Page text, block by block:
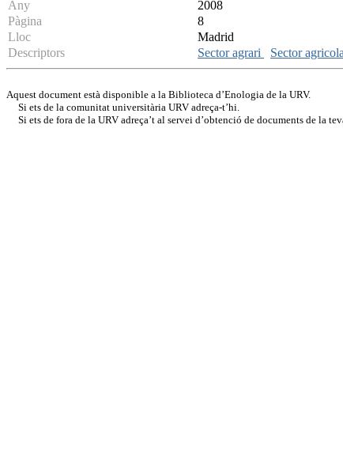
Any
2008
Pàgina
8
Lloc
Madrid
Descriptors
Sector agrari Sector
Aquest document està disponible a la Biblioteca d’Enologia de la URV.
Si ets de la comunitat universitària URV adreça-t’hi.
Si ets de fora de la URV adreça’t al servei d’obtenció de documents de la